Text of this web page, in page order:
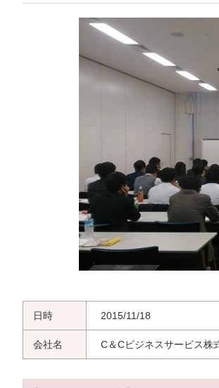
日時 2015/11/18
会社名 C＆Cビジネスサービス株